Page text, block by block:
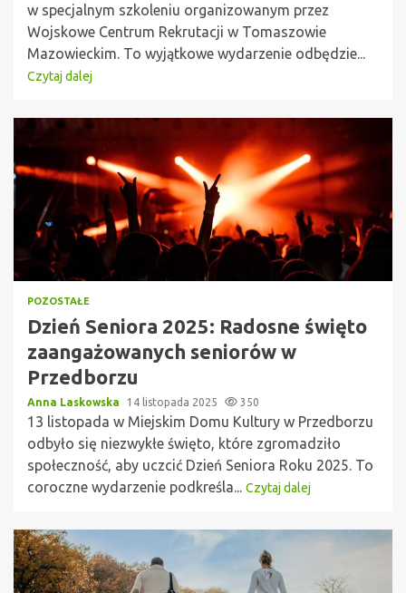
w specjalnym szkoleniu organizowanym przez
Wojskowe Centrum Rekrutacji w Tomaszowie
Mazowieckim. To wyjątkowe wydarzenie odbędzie...
Czytaj dalej
POZOSTAŁE
Dzień Seniora 2025: Radosne święto
zaangażowanych seniorów w
Przedborzu
Anna Laskowska 14 listopada 2025 350
13 listopada w Miejskim Domu Kultury w Przedborzu
odbyło się niezwykłe święto, które zgromadziło
społeczność, aby uczcić Dzień Seniora Roku 2025. To
coroczne wydarzenie podkreśla... Czytaj dalej